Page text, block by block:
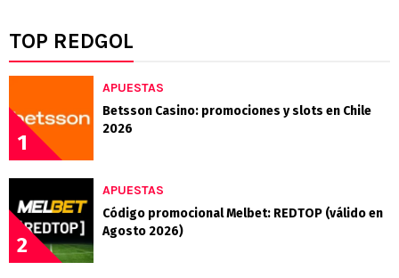
TOP REDGOL
1
APUESTAS
Betsson Casino: promociones y slots en Chile
2026
2
APUESTAS
Código promocional Melbet: REDTOP (válido en
Agosto 2026)